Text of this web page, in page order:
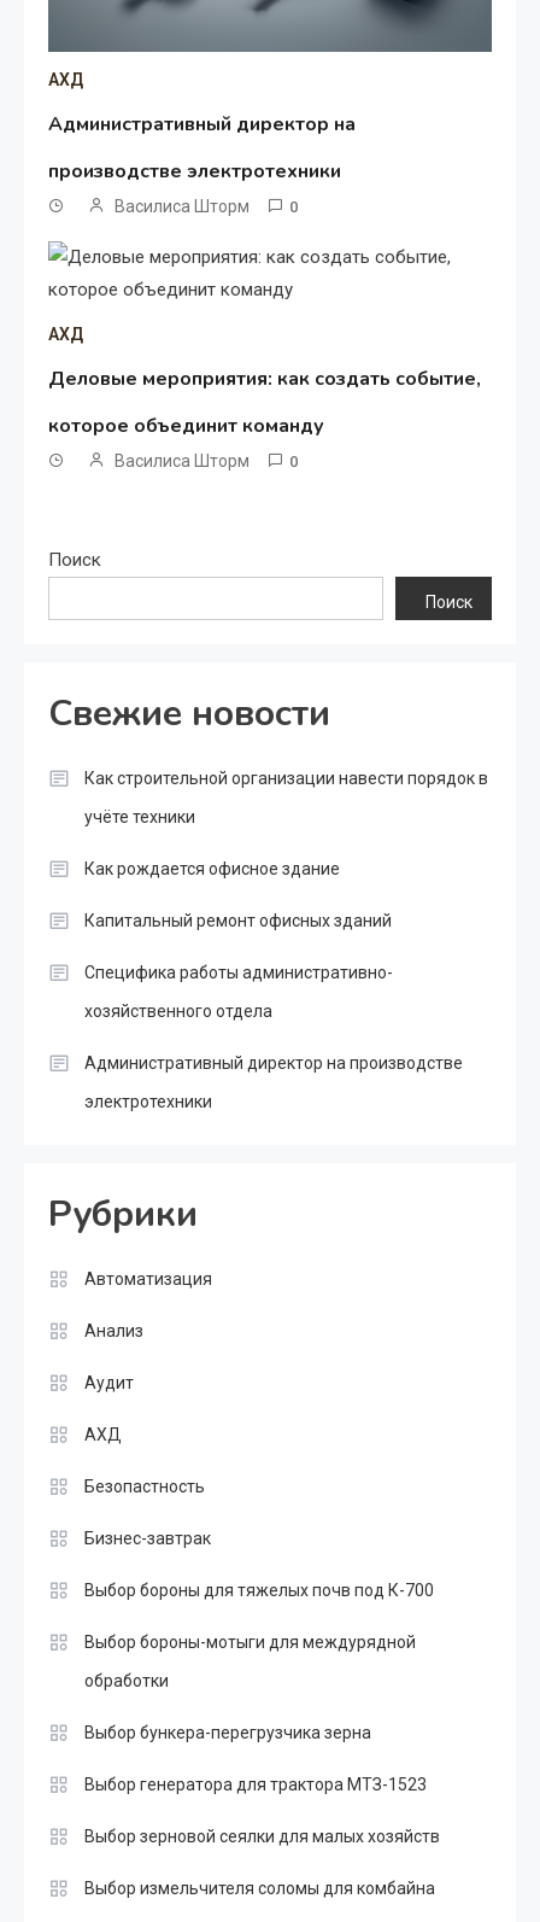
АХД
Административный директор на
производстве электротехники
Василиса Шторм 0
АХД
Деловые мероприятия: как создать событие,
которое объединит команду
Василиса Шторм 0
Поиск
Поиск
Свежие новости
Как строительной организации навести порядок в
учёте техники
Как рождается офисное здание
Капитальный ремонт офисных зданий
Специфика работы административно-
хозяйственного отдела
Административный директор на производстве
электротехники
Рубрики
Автоматизация
Анализ
Аудит
АХД
Безопастность
Бизнес-завтрак
Выбор бороны для тяжелых почв под К-700
Выбор бороны-мотыги для междурядной
обработки
Выбор бункера-перегрузчика зерна
Выбор генератора для трактора МТЗ-1523
Выбор зерновой сеялки для малых хозяйств
Выбор измельчителя соломы для комбайна